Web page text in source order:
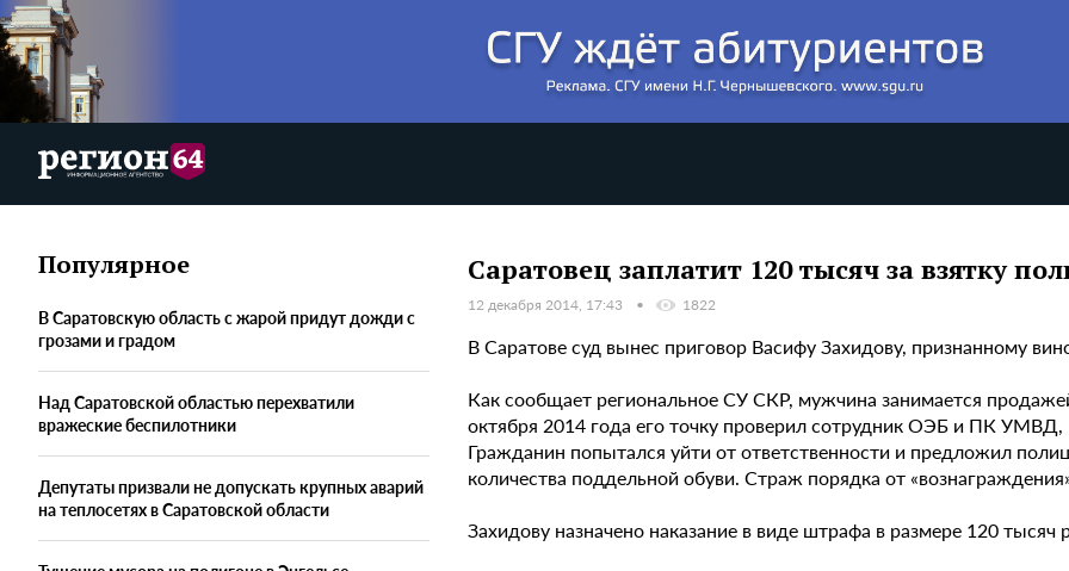
Популярное
В Саратовскую область с жарой придут дожди с
грозами и градом
Над Саратовской областью перехватили
вражеские беспилотники
Депутаты призвали не допускать крупных аварий
на теплосетях в Саратовской области
Саратовец заплатит 120 тысяч за взятку
12 декабря 2014, 17:43 1822
В Саратове суд вынес приговор Васифу Захидову, признанному
Как сообщает региональное СУ СКР, мужчина занимается
октября 2014 года его точку проверил сотрудник ОЭБ и ПК
Гражданин попытался уйти от ответственности и предложил
количества поддельной обуви. Страж порядка от
Захидову назначено наказание в виде штрафа в размере 120 тысяч